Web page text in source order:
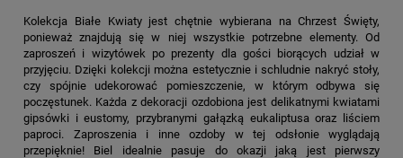
Kolekcja Białe Kwiatyjest chętnie wybierana na Chrzest Święty,
ponieważ znajdują się w niej wszystkie potrzebne elementy. Od
zaproszeń i wizytówek po prezenty dla gości biorących udział w
przyjęciu. Dzięki kolekcji można estetycznie i schludnie nakryć stoły,
czy spójnie udekorować pomieszczenie, w którym odbywa się
poczęstunek. Każda z dekoracji ozdobiona jest delikatnymi kwiatami
gipsówki i eustomy, przybranymi gałązką eukaliptusa oraz liściem
paproci. Zaproszenia i inne ozdoby w tej odsłonie wyglądają
przepięknie! Biel idealnie pasuje do okazji jaką jest pierwszy